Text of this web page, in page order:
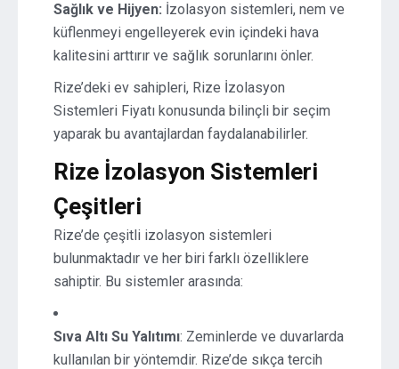
Sağlık ve Hijyen: İzolasyon sistemleri, nem ve
küflenmeyi engelleyerek evin içindeki hava
kalitesini arttırır ve sağlık sorunlarını önler.
Rize’deki ev sahipleri, Rize İzolasyon
Sistemleri Fiyatı konusunda bilinçli bir seçim
yaparak bu avantajlardan faydalanabilirler.
Rize İzolasyon Sistemleri
Çeşitleri
Rize’de çeşitli izolasyon sistemleri
bulunmaktadır ve her biri farklı özelliklere
sahiptir. Bu sistemler arasında:
Sıva Altı Su Yalıtımı: Zeminlerde ve duvarlarda
kullanılan bir yöntemdir. Rize’de sıkça tercih